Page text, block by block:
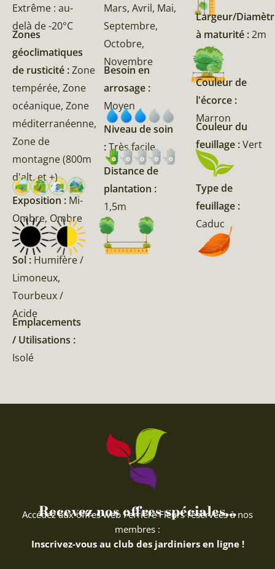
Extrême : au-
delà de -20°C
Zones
géoclimatiques
de rusticité :Zone
tempérée, Zone
océanique, Zone
méditerranéenne,
Zone de
montagne (800m
d'alt. et +)
Exposition : Mi-
Ombre, Ombre
Sol : Humifère /
Limoneux,
Tourbeux /
Acide
Emplacements
/ Utilisations :
Isolé
Mars, Avril, Mai,
Septembre,
Octobre,
Novembre
Besoin en
arrosage :
Moyen
Niveau de soin
:Très facile
Distance de
plantation :
1,5m
Largeur/
à maturité :2m
Couleur de
l'écorce :
Marron
Couleur du
feuillage :Vert
Type de
feuillage :
Caduc
Recevez nos offres spéciales...
Accédez aux offres web Ferriere Fleurs réservées à nos
membres :
Inscrivez-vous au club des jardiniers en ligne !